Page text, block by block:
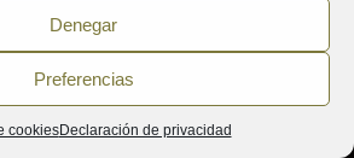
Denegar
Preferencias
cookiesDeclaración de privacidad
de Municipis La Costera – Canal